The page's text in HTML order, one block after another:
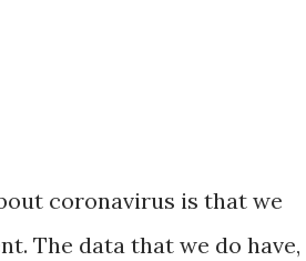
coronavirus is that we
The data that we do have,